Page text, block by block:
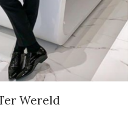
Wereld